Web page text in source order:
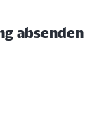
absenden